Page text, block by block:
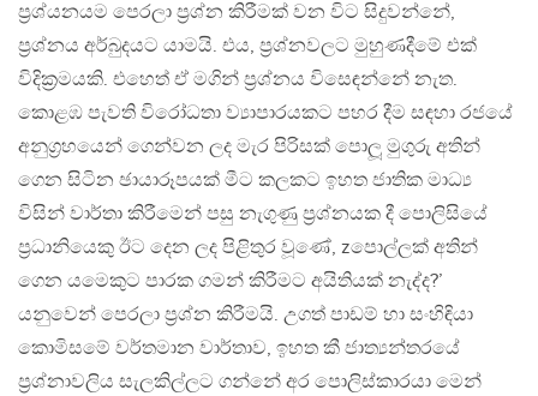
ප්‍රශ්යනයම පෙරලා ප්‍රශ්න කිරීමක් වන විට සිදුවන්නේ,
ප්‍රශ්නය අර්බුදයට යාමයි. එය, ප්‍රශ්නවලට මුහුණදීමේ එක්
විදික්‍රමයකි. එහෙත් ඒ මගින් ප්‍රශ්නය විසෙඳන්නේ නැත.
කොළඹ පැවති විරෝධතා ව්‍යාපාරයකට පහර දීම සඳහා රජයේ
අනුග්‍රහයෙන් ගෙන්වන ලද මැර පිරිසක් පොලූ මුගුරු අතින්
ගෙන සිටින ඡායාරූපයක් මීට කලකට ඉහත ජාතික මාධ්‍ය
විසින් වාර්තා කිරීමෙන් පසු නැගුණු ප්‍රශ්නයක දී පොලිසියේ
ප්‍රධානියෙකු ඊට දෙන ලද පිළිතුර වූණේ, zපොල්ලක් අතින්
ගෙන යමෙකුට පාරක ගමන් කිරීමට අයිතියක් නැද්ද?’
යනුවෙන් පෙරලා ප්‍රශ්න කිරීමයි. උගත් පාඩම් හා සංහිඳියා
කොමිසමේ වර්තමාන වාර්තාව, ඉහත කී ජාත්‍යන්තරයේ
ප්‍රශ්නාවලිය සැලකිල්ලට ගන්නේ අර පොලිස්කාරයා මෙන්